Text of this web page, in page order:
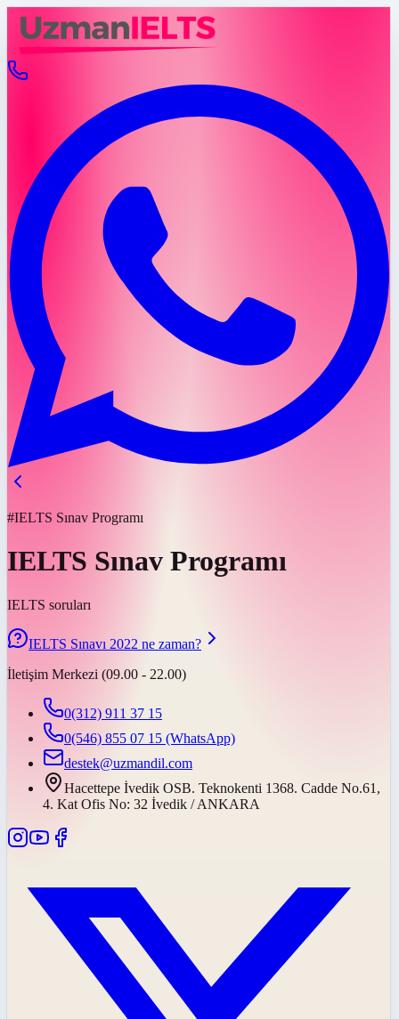
#IELTS Sınav Programı
IELTS Sınav Programı
IELTS soruları
IELTS Sınavı 2022 ne zaman?
İletişim Merkezi (09.00 - 22.00)
0(312) 911 37 15
0(546) 855 07 15 (WhatsApp)
destek@uzmandil.com
Hacettepe İvedik OSB. Teknokenti 1368. Cadde No.61,
4. Kat Ofis No: 32 İvedik / ANKARA